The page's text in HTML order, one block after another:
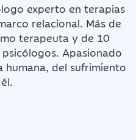
experto en terapias
relacional. Más de
terapeuta y de 10
Apasionado
del sufrimiento